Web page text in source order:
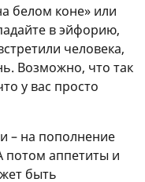
белом коне» или
в эйфорию,
человека,
Возможно, что так
у вас просто
– на пополнение
потом аппетиты и
быть